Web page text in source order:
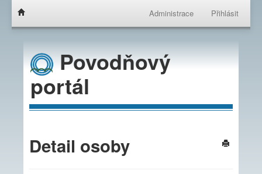
Administrace Přihlásit
Povodňový
portál
Detail osoby